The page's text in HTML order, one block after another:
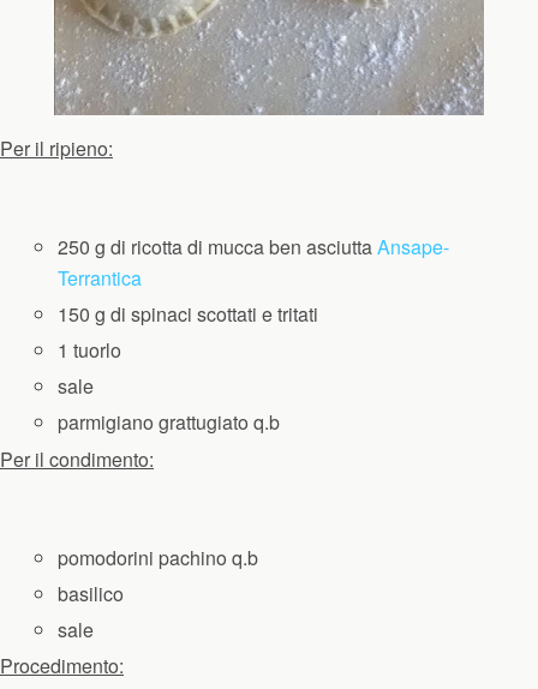
Per il ripieno:
250 g di ricotta di mucca ben asciuttaAnsape-
Terrantica
150 g di spinaci scottati e tritati
1 tuorlo
sale
parmigiano grattugiato q.b
Per il condimento:
pomodorini pachino q.b
basilico
sale
Procedimento: